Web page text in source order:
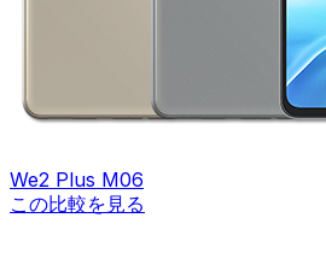
We2 Plus M06
この比較を見る